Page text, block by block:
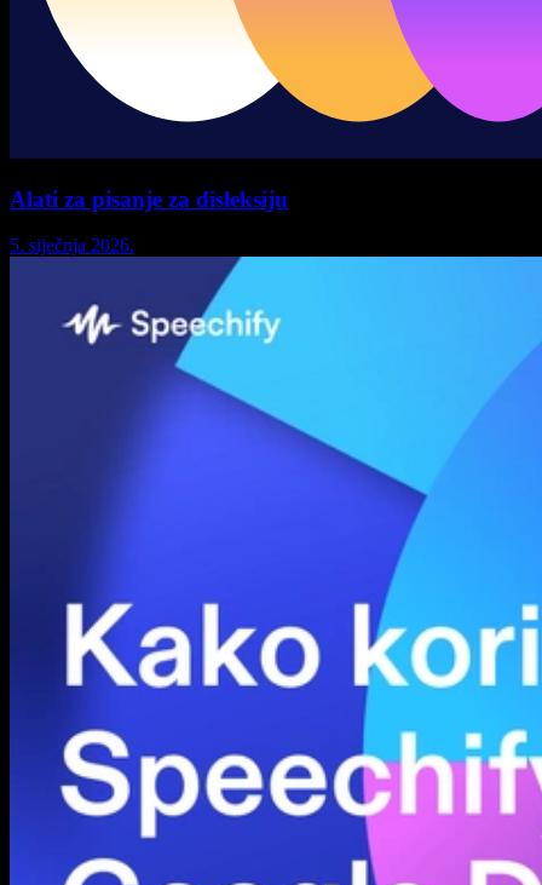
Alati za pisanje za disleksiju
5. siječnja 2026.